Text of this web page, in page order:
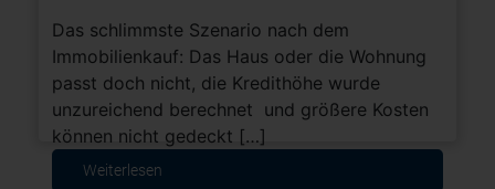
Das schlimmste Szenario nach dem
Immobilienkauf: Das Haus oder die Wohnung
passt doch nicht, die Kredithöhe wurde
unzureichend berechnet und größere Kosten
können nicht gedeckt […]
Weiterlesen